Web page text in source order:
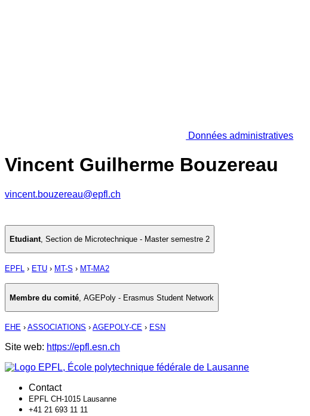
Données administratives
Vincent Guilherme Bouzereau
vincent.bouzereau@epfl.ch
Etudiant, Section de Microtechnique - Master semestre 2
EPFL › ETU › MT-S › MT-MA2
Membre du comité AGEPoly - Erasmus Student Network
EHE › ASSOCIATIONS › AGEPOLY-CE › ESN
Site web: https://epfl.esn.ch
Contact
EPFL CH-1015 Lausanne
+41 21 693 11 11